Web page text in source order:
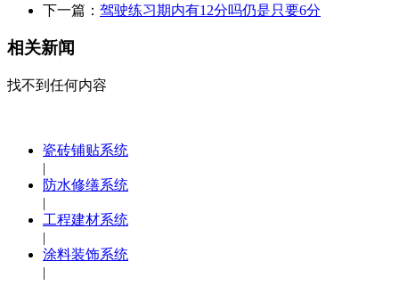
下一篇： 驾驶练习期内有12分吗仍是只要6分
相关新闻
找不到任何内容
瓷砖铺贴系统
|
防水修缮系统
|
工程建材系统
|
涂料装饰系统
|